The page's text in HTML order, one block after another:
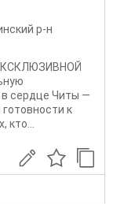
р-н
в сердце Читы —
к
кто...